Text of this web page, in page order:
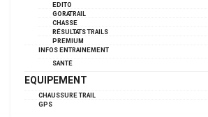
EDITO
GORATRAIL
CHASSE
RÉSULTATS TRAILS
PREMIUM
INFOS ENTRAINEMENT
SANTÉ
EQUIPEMENT
CHAUSSURE TRAIL
GPS